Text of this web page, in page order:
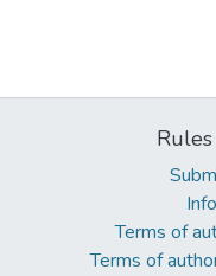
Terms of
Terms of